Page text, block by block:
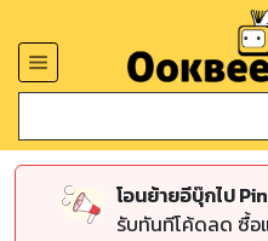
โอนย้ายอีบุ๊กไป
รับทันทีโค้ดลด ซื้อ